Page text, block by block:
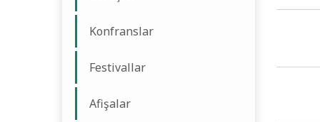
Konfranslar
Festivallar
Afişalar